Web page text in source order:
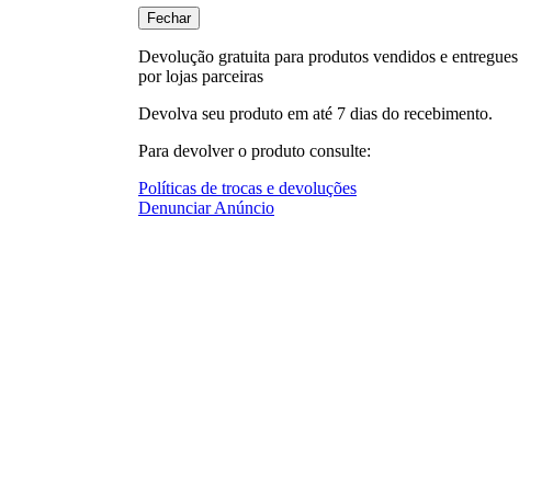
Fechar
Devolução gratuita para produtos vendidos e entregues
por lojas parceiras
Devolva seu produto em até 7 dias do recebimento.
Para devolver o produto consulte:
Políticas de trocas e devoluções
Denunciar Anúncio